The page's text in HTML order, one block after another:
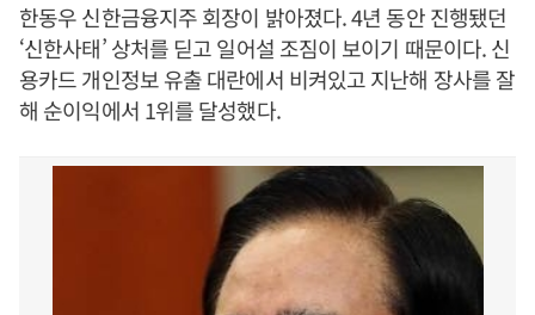
한동우 신한금융지주 회장이 밝아졌다. 4년 동안 진행됐던
‘신한사태’ 상처를 딛고 일어설 조짐이 보이기 때문이다. 신
용카드 개인정보 유출 대란에서 비켜있고 지난해 장사를 잘
해 순이익에서 1위를 달성했다.